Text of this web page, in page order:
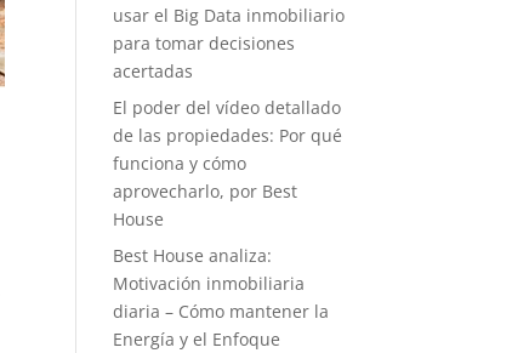
usar el Big Data inmobiliario
para tomar decisiones
acertadas
El poder del vídeo detallado
de las propiedades: Por qué
funciona y cómo
aprovecharlo, por Best
House
Best House analiza:
Motivación inmobiliaria
diaria – Cómo mantener la
Energía y el Enfoque